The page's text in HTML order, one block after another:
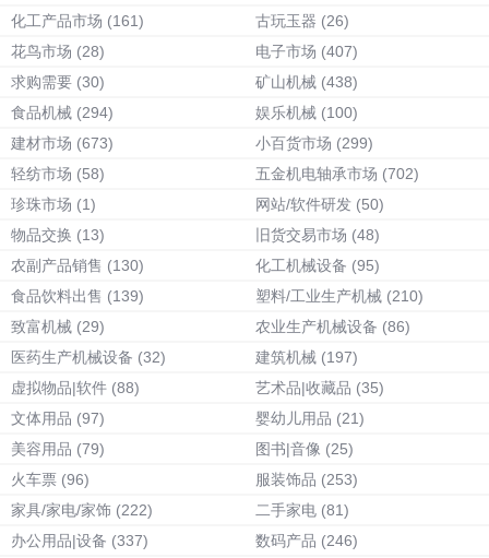
化工产品市场 (161) 古玩玉器 (26)
花鸟市场 (28) 电子市场 (407)
求购需要 (30) 矿山机械 (438)
食品机械 (294) 娱乐机械 (100)
建材市场 (673) 小百货市场 (299)
轻纺市场 (58) 五金机电轴承市场 (702)
珍珠市场 (1) 网站/软件研发 (50)
物品交换 (13) 旧货交易市场 (48)
农副产品销售 (130) 化工机械设备 (95)
食品饮料出售 (139) 塑料/工业生产机械 (210)
致富机械 (29) 农业生产机械设备 (86)
医药生产机械设备 (32) 建筑机械 (197)
虚拟物品|软件 (88) 艺术品|收藏品 (35)
文体用品 (97) 婴幼儿用品 (21)
美容用品 (79) 图书|音像 (25)
火车票 (96) 服装饰品 (253)
家具/家电/家饰 (222) 二手家电 (81)
办公用品|设备 (337) 数码产品 (246)